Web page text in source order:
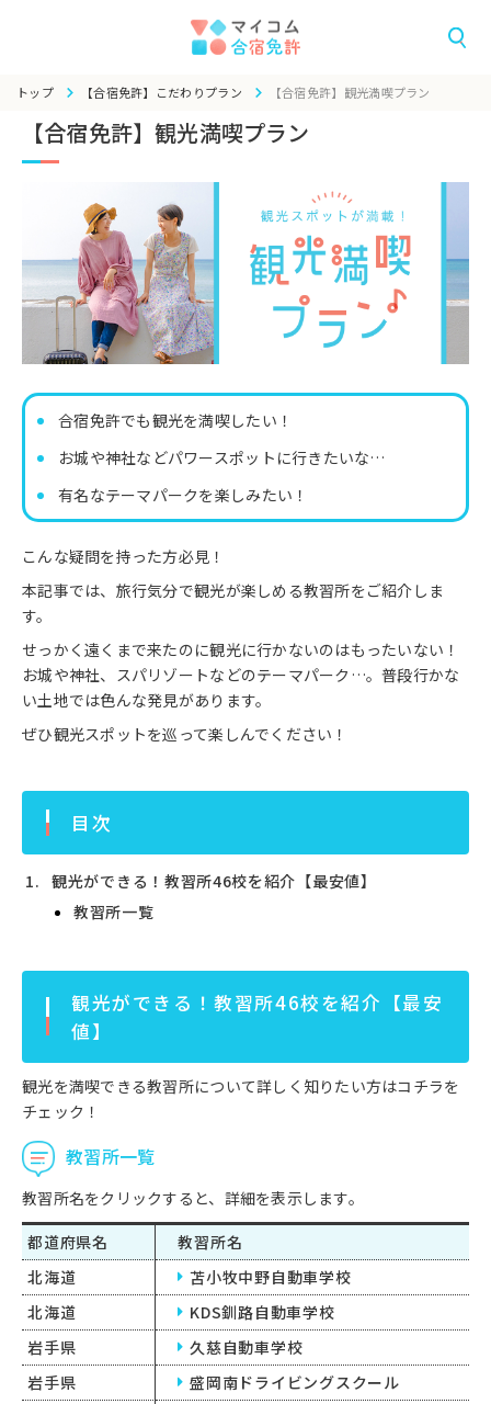
トップ 【合宿免許】こだわりプラン 【合宿免許】観光満喫プラン
【合宿免許】観光満喫プラン
合宿免許でも観光を満喫したい！
お城や神社などパワースポットに行きたいな…
有名なテーマパークを楽しみたい！
こんな疑問を持った方必見！
本記事では、旅行気分で観光が楽しめる教習所をご紹介しま
す。
せっかく遠くまで来たのに観光に行かないのはもったいない！
お城や神社、スパリゾートなどのテーマパーク…。普段行かな
い土地では色んな発見があります。
ぜひ観光スポットを巡って楽しんでください！
目次
観光ができる！教習所46校を紹介【最安値】
教習所一覧
観光ができる！教習所46校を紹介【最安
値】
観光を満喫できる教習所について詳しく知りたい方はコチラを
チェック！
教習所一覧
教習所名をクリックすると、詳細を表示します。
都道府県名
教習所名
北海道
苫小牧中野自動車学校
北海道
KDS釧路自動車学校
岩手県
久慈自動車学校
岩手県
盛岡南ドライビングスクール